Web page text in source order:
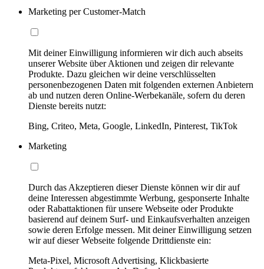
Marketing per Customer-Match
Mit deiner Einwilligung informieren wir dich auch abseits
unserer Website über Aktionen und zeigen dir relevante
Produkte. Dazu gleichen wir deine verschlüsselten
personenbezogenen Daten mit folgenden externen Anbietern
ab und nutzen deren Online-Werbekanäle, sofern du deren
Dienste bereits nutzt:
Bing, Criteo, Meta, Google, LinkedIn, Pinterest, TikTok
Marketing
Durch das Akzeptieren dieser Dienste können wir dir auf
deine Interessen abgestimmte Werbung, gesponserte Inhalte
oder Rabattaktionen für unsere Webseite oder Produkte
basierend auf deinem Surf- und Einkaufsverhalten anzeigen
sowie deren Erfolge messen. Mit deiner Einwilligung setzen
wir auf dieser Webseite folgende Drittdienste ein:
Meta-Pixel, Microsoft Advertising, Klickbasierte